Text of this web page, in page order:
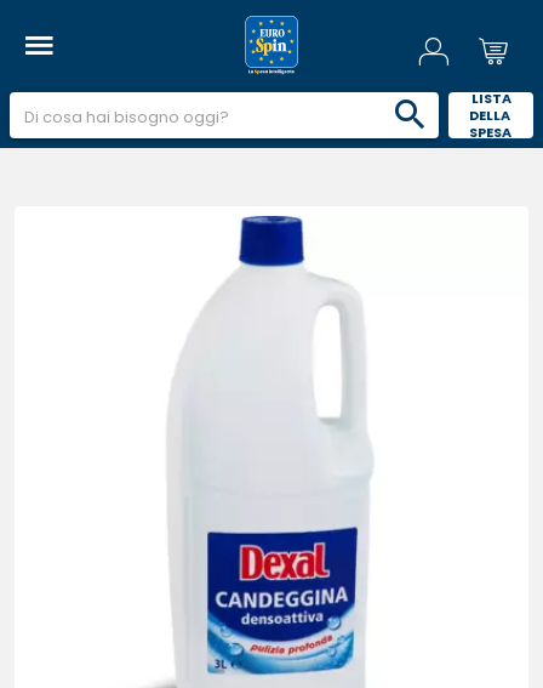
LISTA
DELLA
SPESA